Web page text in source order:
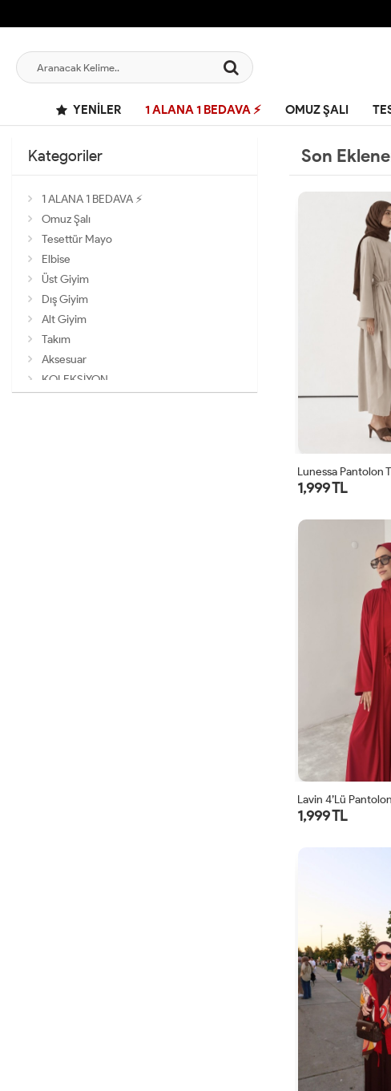
YENILER 1 ALANA 1 BEDAVA ⚡ OMUZ ŞALI
Kategoriler
1 ALANA 1 BEDAVA ⚡
Omuz Şalı
Tesettür Mayo
Elbise
Üst Giyim
Dış Giyim
Alt Giyim
Takım
Aksesuar
KOLEKSİYON
Son
1
Lunessa Pantolon
1,999 TL
1
Lavin 4’lü Pantolon
1,999 TL